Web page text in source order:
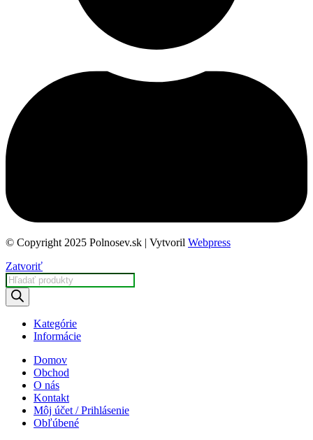
© Copyright 2025 Polnosev.sk | Vytvoril Webpress
Zatvoriť
Products
search
Kategórie
Informácie
Domov
Obchod
O nás
Kontakt
Môj účet / Prihlásenie
Obľúbené